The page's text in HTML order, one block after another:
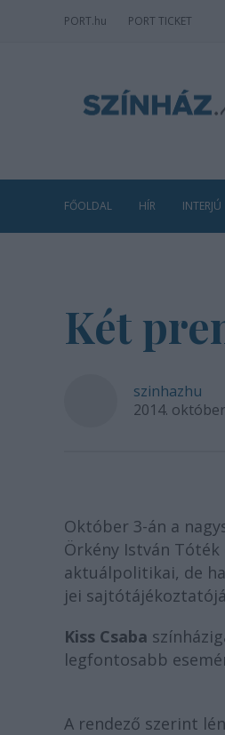
PORT.hu PORT TICKET
FŐOLDAL HÍR INTERJÚ
Két
szinhazhu
2014.
Október 3-án a
Örkény István
aktuálpolitikai, de
jei
Kiss Csaba
legfontosabb
A rendező szerint